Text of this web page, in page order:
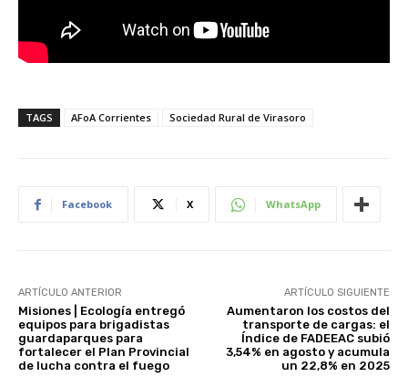
TAGS AFoA Corrientes Sociedad Rural de Virasoro
Facebook X WhatsApp
ARTÍCULO ANTERIOR
Misiones | Ecología entregó
equipos para brigadistas
guardaparques para
fortalecer el Plan Provincial
de lucha contra el fuego
ARTÍCULO SIGUIENTE
Aumentaron los costos del
transporte de cargas: el
Índice de FADEEAC subió
3,54% en agosto y acumula
un 22,8% en 2025